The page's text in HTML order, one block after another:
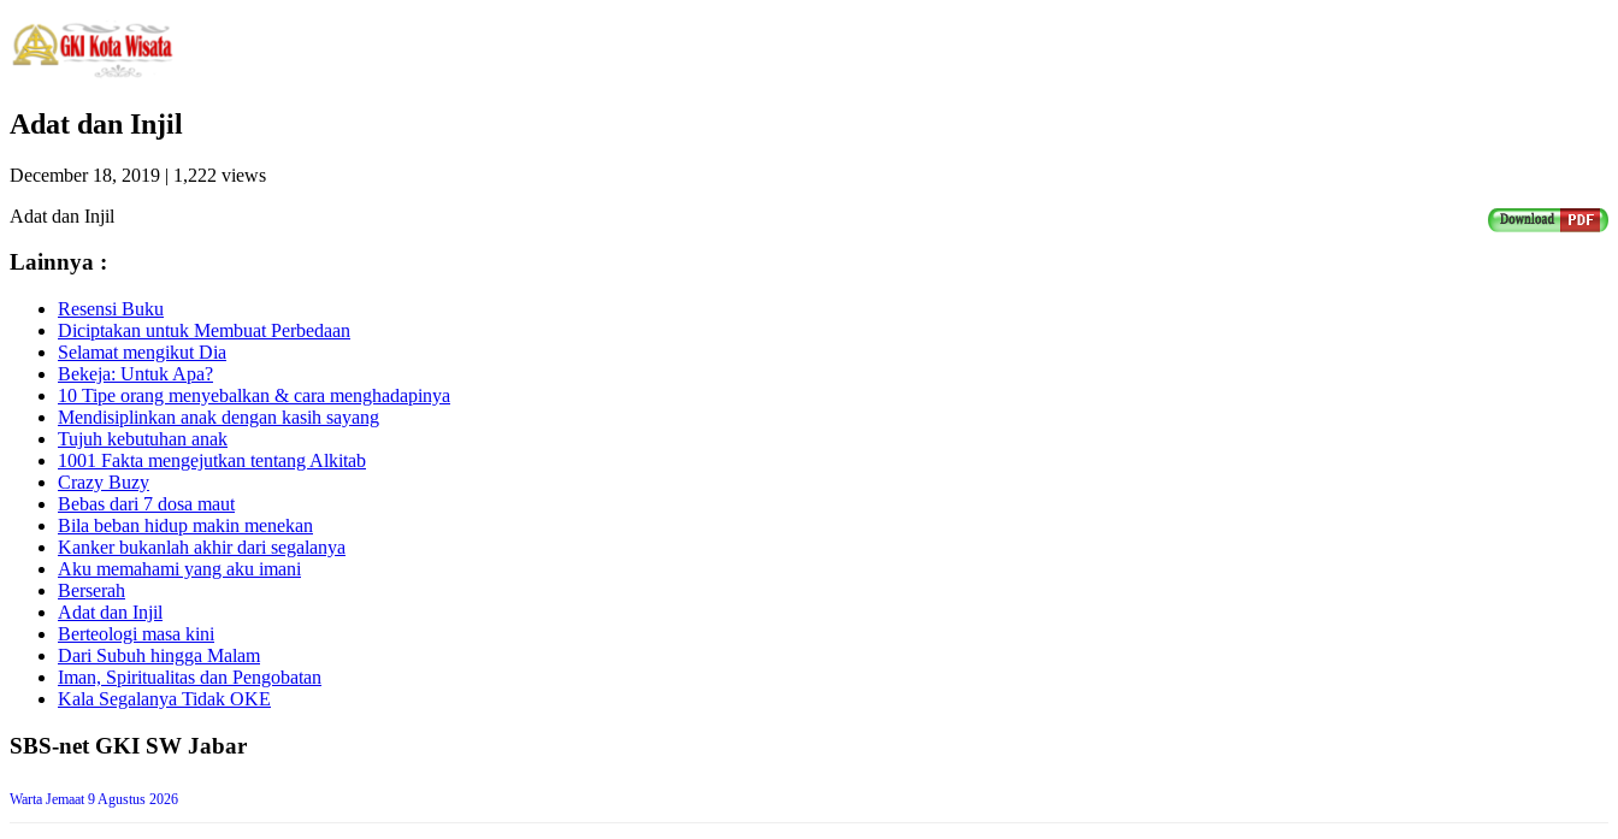
Adat dan Injil
December 18, 2019 | 1,222 views
Adat dan Injil
Lainnya :
Resensi Buku
Diciptakan untuk Membuat Perbedaan
Selamat mengikut Dia
Bekeja: Untuk Apa?
10 Tipe orang menyebalkan & cara menghadapinya
Mendisiplinkan anak dengan kasih sayang
Tujuh kebutuhan anak
1001 Fakta mengejutkan tentang Alkitab
Crazy Buzy
Bebas dari 7 dosa maut
Bila beban hidup makin menekan
Kanker bukanlah akhir dari segalanya
Aku memahami yang aku imani
Berserah
Adat dan Injil
Berteologi masa kini
Dari Subuh hingga Malam
Iman, Spiritualitas dan Pengobatan
Kala Segalanya Tidak OKE
SBS-net GKI SW Jabar
Warta Jemaat 9 Agustus 2026